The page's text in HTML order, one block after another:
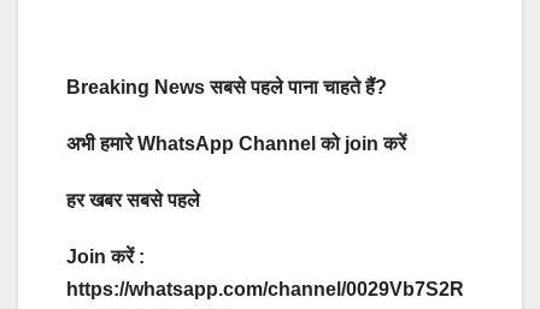
Breaking News सबसे पहले पाना चाहते हैं?
अभी हमारे WhatsApp Channel को join करें
हर खबर सबसे पहले
Join करें :
https://whatsapp.com/channel/0029Vb7S2R